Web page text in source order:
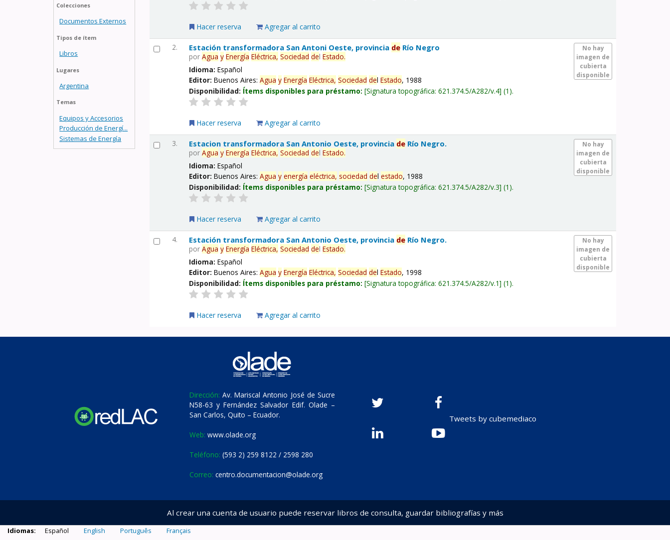
Colecciones
Documentos Externos
Tipos de ítem
Libros
Lugares
Argentina
Temas
Equipos y Accesorios
Producción de Energí...
Sistemas de Energía
Hacer reserva Agregar al carrito
2.
No hay
imagen de
cubierta
disponible
Estación transformadora San Antoni Oeste, provincia de Río Negro
porAgua y Energía Eléctrica, Sociedad delEstado.
Idioma:Español
Editor:Buenos Aires:Agua y Energía Eléctrica, Sociedad delEstado, 1988
Disponibilidad: Ítems disponibles para préstamo: Signatura topográfica:621.374.5/A282/v.4 (1).
Hacer reserva Agregar al carrito
3.
No hay
imagen de
cubierta
disponible
Estacion transformadora San Antonio Oeste, provincia de Río Negro.
porAgua y Energía Eléctrica, Sociedad delEstado.
Idioma:Español
Editor:Buenos Aires:Agua y energía eléctrica, sociedad delestado, 1988
Disponibilidad: Ítems disponibles para préstamo: Signatura topográfica:621.374.5/A282/v.3 (1).
Hacer reserva Agregar al carrito
4.
No hay
imagen de
cubierta
disponible
Estación transformadora San Antonio Oeste, provincia de Río Negro.
porAgua y Energía Eléctrica, Sociedad delEstado.
Idioma:Español
Editor:Buenos Aires:Agua y Energía Eléctrica, Sociedad delEstado, 1998
Disponibilidad: Ítems disponibles para préstamo: Signatura topográfica:621.374.5/A282/v.1 (1).
Hacer reserva Agregar al carrito
Dirección: Av. Mariscal Antonio José de Sucre
N58-63 y Fernández Salvador Edif. Olade –
San Carlos, Quito – Ecuador.
Web: www.olade.org
Teléfono: (593 2) 259 8122 / 2598 280
Correo: centro.documentacion@olade.org
Tweets by cubemediaco
Al crear una cuenta de usuario puede reservar libros de consulta, guardar bibliografías y más
Idiomas: Español English Português Français